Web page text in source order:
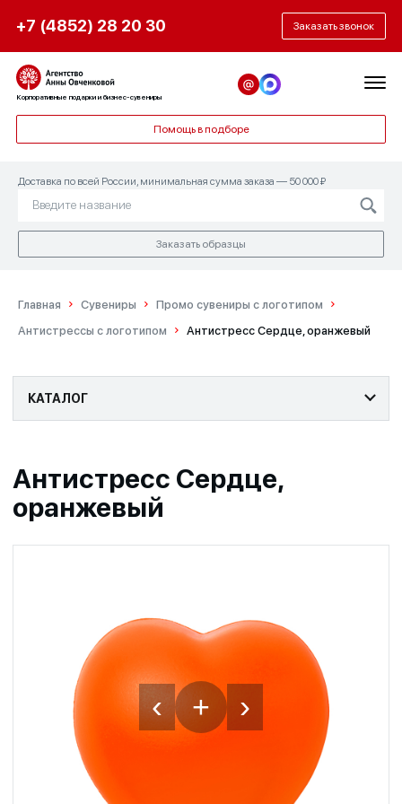
+7 (4852) 28 20 30 Заказать звонок
Корпоративные подарки и бизнес-сувениры
Помощь в подборе
Доставка по всей России, минимальная сумма заказа — 50 000 ₽
Заказать образцы
Главная Сувениры
Промо сувениры с логотипом
Антистрессы с логотипом
Антистресс Сердце, оранжевый
КАТАЛОГ
Антистресс Сердце,
оранжевый
‹ + ›